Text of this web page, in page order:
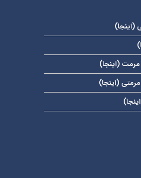
اینجا)
( اینجا)
( اینجا)
)